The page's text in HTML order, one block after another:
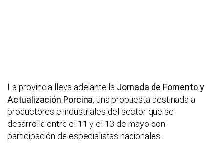
La provincia lleva adelante la Jornada de Fomento y
Actualización Porcina, una propuesta destinada a
productores e industriales del sector que se
desarrolla entre el 11 y el 13 de mayo con
participación de especialistas nacionales.